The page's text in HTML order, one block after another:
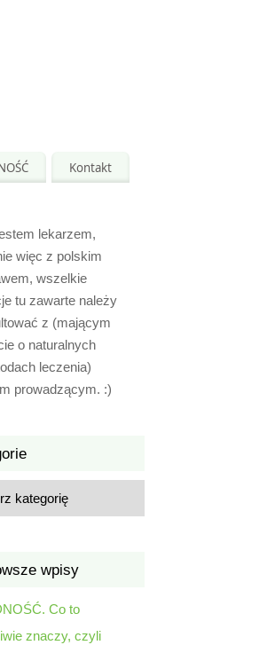
Kontakt
lekarzem,
więc z polskim
wszelkie
tu zawarte należy
z (mającym
o naturalnych
leczenia)
prowadzącym. :)
wpisy
Co to
znaczy, czyli